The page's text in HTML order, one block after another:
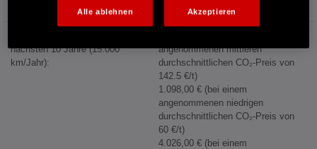
Jahresfahrleistung:
1.454,76 €/Jahr
nächsten 10 Jahre (15.000
km/Jahr):
angenommenen mittleren
durchschnittlichen CO₂-Preis von
142.5 €/t)
1.098,00 € (bei einem
angenommenen niedrigen
durchschnittlichen CO₂-Preis von
60 €/t)
4.026,00 € (bei einem
Alle ablehnen Akzeptieren